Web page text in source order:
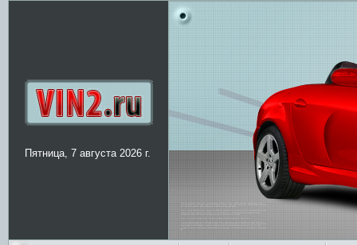
Пятница, 7 августа 2026 г.